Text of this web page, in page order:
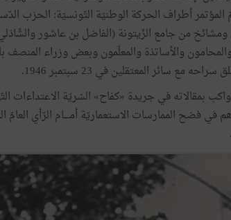
أطراف الحركة الوطنيّة التّونسيّة: الحزب
ومشائخ من جامع الزّيتونة (الفاضل بن عاشور
والمحامون والأساتذة والمعلّمون وبعض وزراء
مع سائر المعتقلين في 23 سبتمبر 1946.
الثّورة المسلّحة (1952) واكب بمقالاته في جريدة «كفاح» السّريّة
فضح الممارسات الاستعماريّة أمــــام الرّأي العامّ